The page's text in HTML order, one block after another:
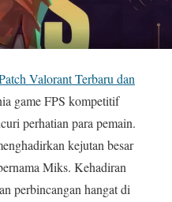
Valorant Terbaru dan
game FPS kompetitif
perhatian para pemain.
kejutan besar
Miks. Kehadiran
perbincangan hangat di